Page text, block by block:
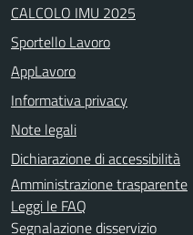
CALCOLO IMU 2025
Sportello Lavoro
AppLavoro
Informativa privacy
Note legali
Dichiarazione di accessibilità
Amministrazione trasparente
Leggi le FAQ
Segnalazione disservizio